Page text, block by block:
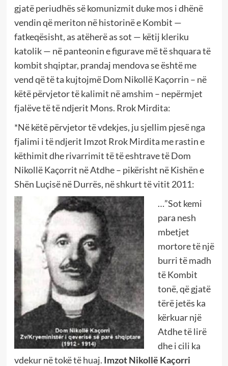
gjatë periudhës së komunizmit duke mos i dhënë
vendin që meriton në historinë e Kombit —
fatkeqësisht, as atëherë as sot — këtij kleriku
katolik — në panteonin e figurave më të shquara të
kombit shqiptar, prandaj mendova se është me
vend që të ta kujtojmë Dom Nikollë Kaçorrin – në
këtë përvjetor të kalimit në amshim – nepërmjet
fjalëve të të ndjerit Mons. Rrok Mirdita:
*Në këtë përvjetor të vdekjes, ju sjellim pjesë nga
fjalimi i të ndjerit Imzot Rrok Mirdita me rastin e
këthimit dhe rivarrimit të të eshtrave të Dom
Nikollë Kaçorrit në Atdhe – pikërisht në Kishën e
Shën Luçisë në Durrës, në shkurt të vitit 2011:
…”Sot kemi
para nesh
mbetjet
mortore të një
burri të madh
të Kombit
tonë, që gjatë
tërë jetës ka
kërkuar një
Atdhe të lirë
dhe i cili ka
vdekur në tokë të huaj. Imzot Nikollë Kaçorri